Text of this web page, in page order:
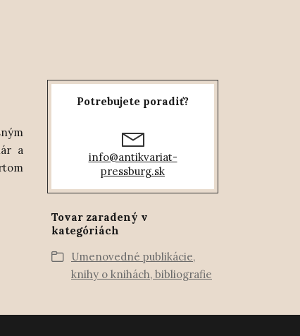
a
Potrebujete poradiť?
info@antikvariat-
pressburg.sk
Tovar zaradený v
kategóriách
Umenovedné publikácie,
knihy o knihách, bibliografie